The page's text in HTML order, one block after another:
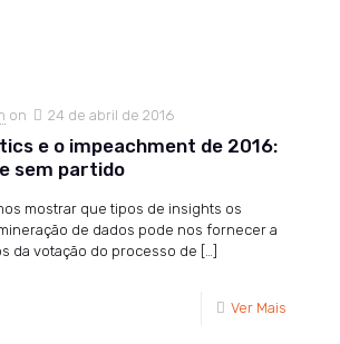
on 24 de abril de 2016
e o impeachment de 2016:
sem partido
mostrar que tipos de insights os
de dados pode nos fornecer a
da votação do processo de […]
Ver Mais